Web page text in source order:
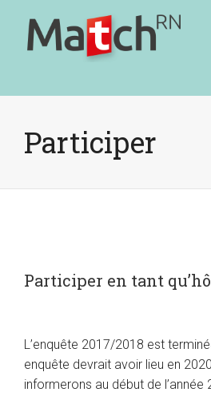
Participer
Participer en tant
L’enquête 2017/2018 est
enquête devrait avoir lieu en
informerons au début de l’année